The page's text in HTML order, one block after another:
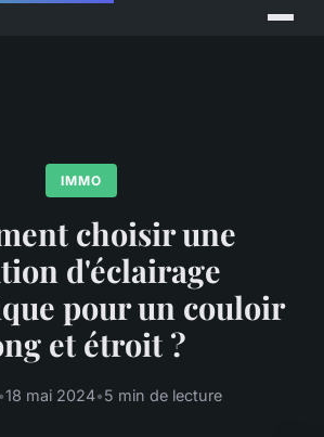
IMMO
choisir une
d'éclairage
pour un couloir
et étroit ?
18 mai 2024•5 min de lecture